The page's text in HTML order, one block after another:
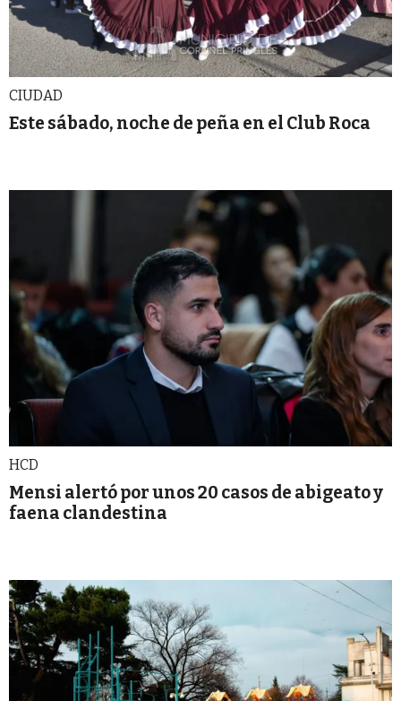
CIUDAD
Este sábado, noche de peña en el Club Roca
HCD
Mensi alertó por unos 20 casos de abigeato y
faena clandestina